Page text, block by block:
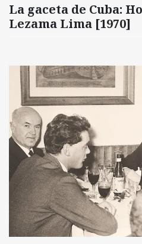
La gaceta de Cuba:
Lezama Lima [1970]